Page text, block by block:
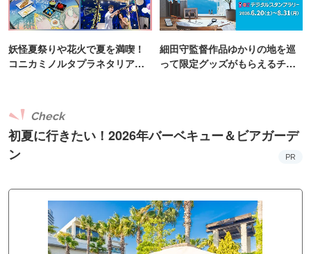
妖怪夏祭りや花火で夏を満喫！
コニカミノルタプラネタリア
細田守監督作品ゆかりの地を巡
って限定グッズがもらえるチャ
初夏に行きたい！2026年バーベキュー＆ビアガーデ
ン
Check
PR